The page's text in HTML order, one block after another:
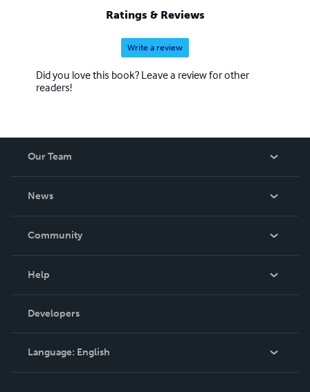
musicista, sulle scale infinite delle sue melodie, le gioie
più lucenti ed i dolori più cupi fino ai piedi dell'Altissimo.
Ratings & Reviews
Write a review
Did you love this book? Leave a review for other
readers!
Our Team
News
In The News
Community
Podcast
Help
Order Lookup
Knowledge Base
Contact Support
Developers
Language: English